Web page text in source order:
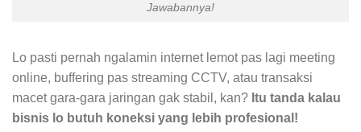
Jawabannya!
Lo pasti pernah ngalamin internet lemot pas lagi meeting
online, buffering pas streaming CCTV, atau transaksi
macet gara-gara jaringan gak stabil, kan? Itu tanda kalau
bisnis lo butuh koneksi yang lebih profesional!